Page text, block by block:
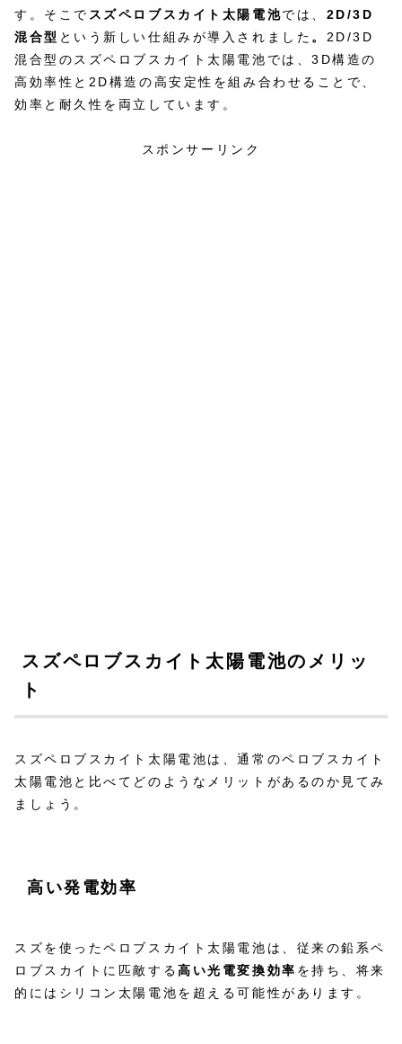
す。そこで スズペロブスカイト太陽電池では、 2D/3D
混合型 という新しい仕組みが導入されました 。 2D/3D
混合型のスズペロブスカイト太陽電池では、3D構造の
高効率性と2D構造の高安定性を組み合わせることで、
効率と耐久性を両立しています。
スポンサーリンク
スズペロブスカイト太陽電池のメリッ
ト
スズペロブスカイト太陽電池は、通常のペロブスカイト
太陽電池と比べてどのようなメリットがあるのか見てみ
ましょう。
高い発電効率
スズを使ったペロブスカイト太陽電池は、従来の鉛系ペ
ロブスカイトに匹敵する高い光電変換効率 を持ち、将来
的にはシリコン太陽電池を超える可能性があります。